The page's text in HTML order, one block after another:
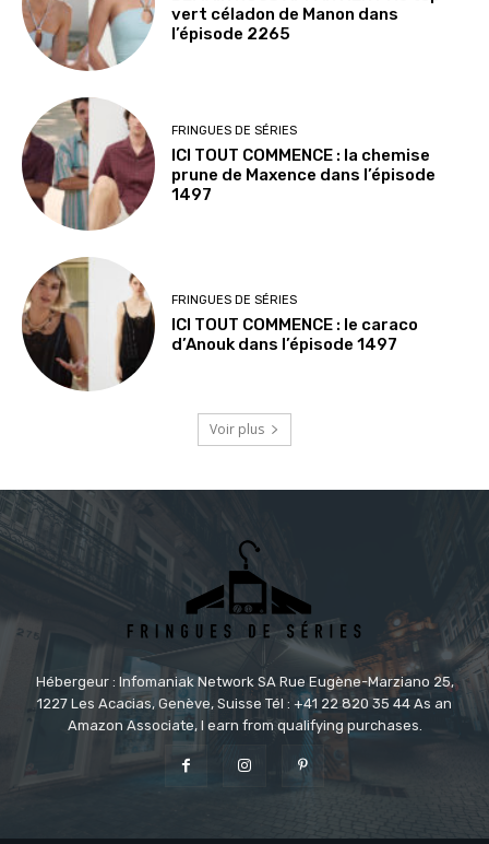
vert céladon de Manon dans
l’épisode 2265
FRINGUES DE SÉRIES
ICI TOUT COMMENCE : la chemise
prune de Maxence dans l’épisode
1497
FRINGUES DE SÉRIES
ICI TOUT COMMENCE : le caraco
d’Anouk dans l’épisode 1497
Voir plus
Hébergeur : Infomaniak Network SA Rue Eugène-Marziano 25,
1227 Les Acacias, Genève, Suisse Tél : +41 22 820 35 44 As an
Amazon Associate, I earn from qualifying purchases.